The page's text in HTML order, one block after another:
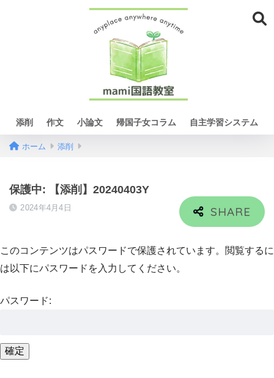
添削 作文 小論文 帰国子女コラム 自主学習システム
ホーム 添削
保護中: 【添削】20240403Y
2024年4月4日
このコンテンツはパスワードで保護されています。閲覧するに
は以下にパスワードを入力してください。
パスワード: